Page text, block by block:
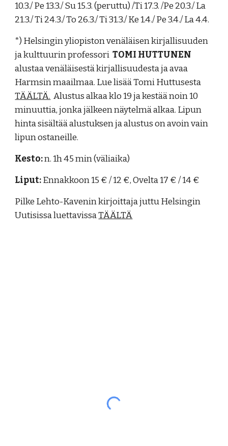
10.3./ Pe 13.3./ Su 15.3. (peruttu) /Ti 17.3. /Pe 20.3./ La
21.3./ Ti 24.3./ To 26.3./ Ti 31.3./ Ke 1.4./ Pe 3.4./ La 4.4.
*) Helsingin yliopiston venäläisen kirjallisuuden
ja kulttuurin professoriTOMI HUTTUNEN
alustaa venäläisestä kirjallisuudesta ja avaa
Harmsin maailmaa. Lue lisää Tomi Huttusesta
TÄÄLTÄ. Alustus alkaa klo 19 ja kestää noin 10
minuuttia, jonka jälkeen näytelmä alkaa. Lipun
hinta sisältää alustuksen ja alustus on avoin vain
lipun ostaneille.
Kesto:n. 1h 45 min (väliaika)
Liput:Ennakkoon 15 € / 12 €, Ovelta 17 € / 14 €
Pilke Lehto-Kavenin kirjoittaja juttu Helsingin
Uutisissa luettavissaTÄÄLTÄ